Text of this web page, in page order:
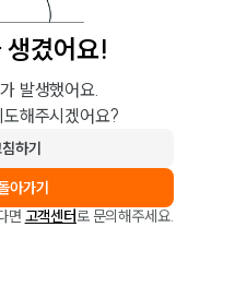
생겼어요!
발생했어요.
해주시겠어요?
하기
아가기
면 고객센터로 문의해주세요.